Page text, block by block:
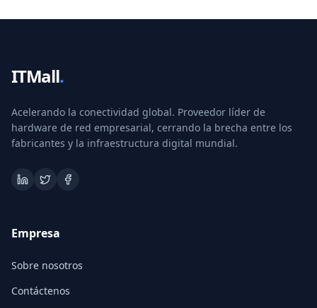
ITMall.
Acelerando la conectividad global. Proveedor líder de
hardware de red empresarial, cerrando la brecha entre los
fabricantes y la infraestructura digital mundial.
Empresa
Sobre nosotros
Contáctenos